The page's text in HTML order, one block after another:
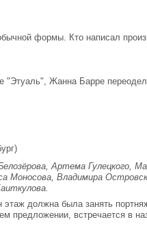
формы. Кто написал
"Этуаль", Жанна Барре
Артема Гулецкого,
Моносова, Владимира
должна была занять
предложении, встречается в